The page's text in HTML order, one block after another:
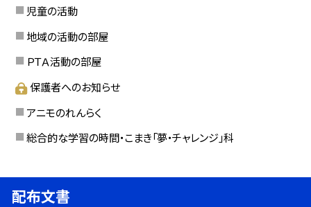
児童の活動
地域の活動の部屋
ＰＴＡ活動の部屋
保護者へのお知らせ
アニモのれんらく
総合的な学習の時間・こまき「夢・チャレンジ」科
配布文書